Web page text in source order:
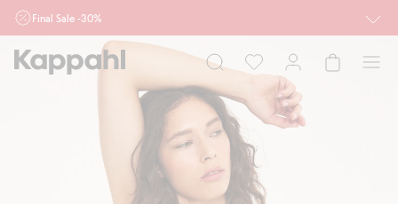
Final Sale -30%
Ważne przy zakupie min. 2 sztuk produktów włączonych w ofertę, również z
działu outlet do 10.8 w sklepach Kappahl i Newbie oraz na kappahl.com. Ofert
nie łączymy
Mężczyzna Dziecko
Niemowlę